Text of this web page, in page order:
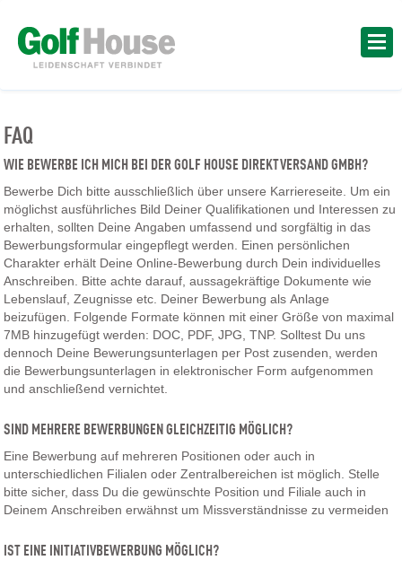
FAQ
WIE BEWERBE ICH MICH BEI DER GOLF HOUSE DIREKTVERSAND GMBH?
Bewerbe Dich bitte ausschließlich über unsere Karriereseite. Um ein
möglichst ausführliches Bild Deiner Qualifikationen und Interessen zu
erhalten, sollten Deine Angaben umfassend und sorgfältig in das
Bewerbungsformular eingepflegt werden. Einen persönlichen
Charakter erhält Deine Online-Bewerbung durch Dein individuelles
Anschreiben. Bitte achte darauf, aussagekräftige Dokumente wie
Lebenslauf, Zeugnisse etc. Deiner Bewerbung als Anlage
beizufügen. Folgende Formate können mit einer Größe von maximal
7MB hinzugefügt werden: DOC, PDF, JPG, TNP. Solltest Du uns
dennoch Deine Bewerungsunterlagen per Post zusenden, werden
die Bewerbungsunterlagen in elektronischer Form aufgenommen
und anschließend vernichtet.
SIND MEHRERE BEWERBUNGEN GLEICHZEITIG MÖGLICH?
Eine Bewerbung auf mehreren Positionen oder auch in
unterschiedlichen Filialen oder Zentralbereichen ist möglich. Stelle
bitte sicher, dass Du die gewünschte Position und Filiale auch in
Deinem Anschreiben erwähnst um Missverständnisse zu vermeiden
IST EINE INITIATIVBEWERBUNG MÖGLICH?